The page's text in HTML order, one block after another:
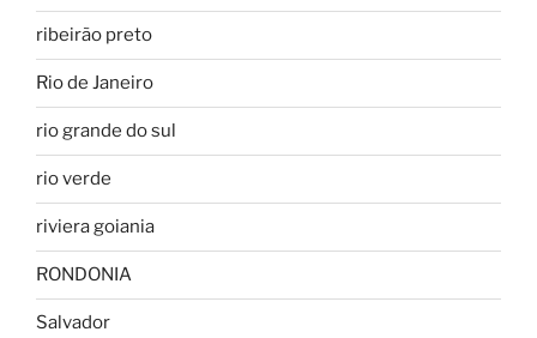
ribeirão preto
Rio de Janeiro
rio grande do sul
rio verde
riviera goiania
RONDONIA
Salvador